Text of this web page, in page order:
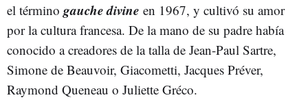
el término gauche divine en 1967, y cultivó su amor
por la cultura francesa. De la mano de su padre había
conocido a creadores de la talla de Jean-Paul Sartre,
Simone de Beauvoir, Giacometti, Jacques Préver,
Raymond Queneau o Juliette Gréco.